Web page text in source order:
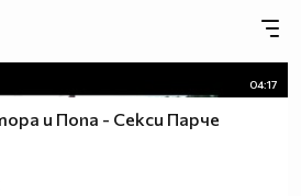
04:17
и Попа - Секси Парче